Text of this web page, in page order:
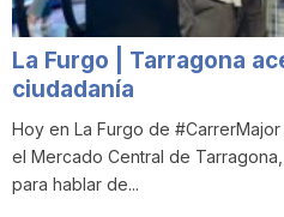
La Furgo | Tarragona
ciudadanía
Hoy en La Furgo de
el Mercado Central de
para hablar de...